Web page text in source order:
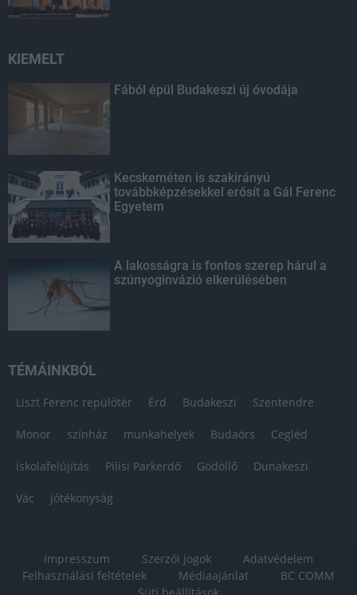
KIEMELT
Fából épül Budakeszi új óvodája
Kecskeméten is szakirányú
továbbképzésekkel erősít a Gál Ferenc
Egyetem
A lakosságra is fontos szerep hárul a
szúnyoginvázió elkerülésében
TÉMÁINKBÓL
Liszt Ferenc repülőtér Érd Budakeszi Szentendre
Monor színház munkahelyek Budaörs Cegléd
iskolafelújítás Pilisi Parkerdő Gödöllő Dunakeszi
Vác jótékonyság
Impresszum Szerzői jogok
Adatvédelem
Felhasználási feltételek
Médiaajánlat
BC COMM